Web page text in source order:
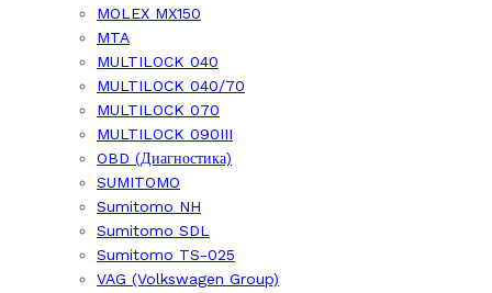
MOLEX MX150
MTA
MULTILOCK 040
MULTILOCK 040/70
MULTILOCK 070
MULTILOCK 090III
OBD (Диагностика)
SUMITOMO
Sumitomo NH
Sumitomo SDL
Sumitomo TS-025
VAG (Volkswagen Group)